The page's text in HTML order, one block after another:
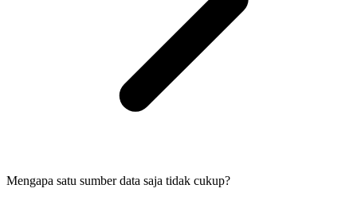
Mengapa satu sumber data saja tidak cukup?